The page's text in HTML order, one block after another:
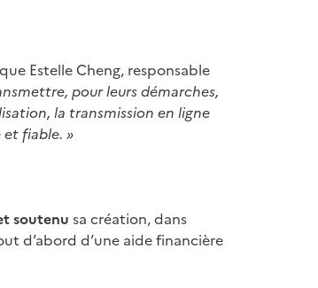
Estelle Cheng, responsable
pour leurs démarches,
la transmission en ligne
fiable. »
soutenu sa création, dans
d’abord d’une aide financière